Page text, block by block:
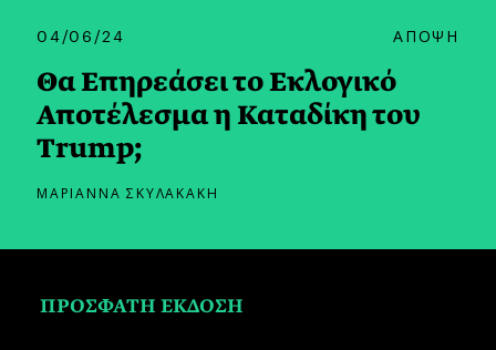
04/06/24 ΑΠΟΨΗ
Θα Επηρεάσει το Εκλογικό
Αποτέλεσμα η Καταδίκη του
Trump;
ΜΑΡΙΑΝΝΑ ΣΚΥΛΑΚΑΚΗ
ΠΡΟΣΦΑΤΗ ΕΚΔΟΣΗ